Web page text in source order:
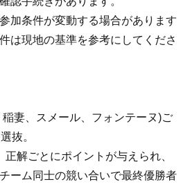
加条件が変動する場合があります
は現地の基準を参考にしてくださ
妻、スメール、フォンテーヌ)ご
抜。
解ごとにポイントが与えられ、
ーム同士の競い合いで最終優勝者